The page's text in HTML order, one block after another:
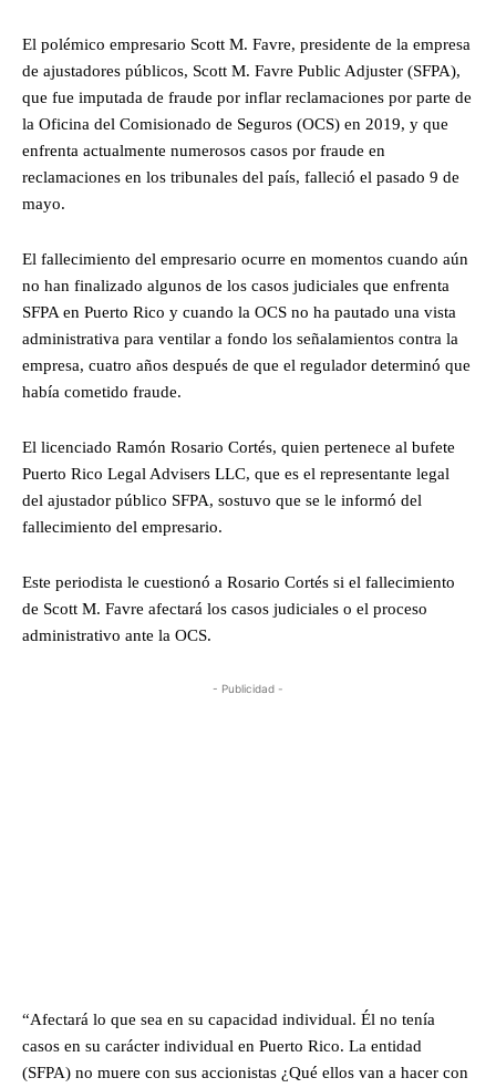
El polémico empresario Scott M. Favre, presidente de la empresa
de ajustadores públicos, Scott M. Favre Public Adjuster (SFPA),
que fue imputada de fraude por inflar reclamaciones por parte de
la Oficina del Comisionado de Seguros (OCS) en 2019, y que
enfrenta actualmente numerosos casos por fraude en
reclamaciones en los tribunales del país, falleció el pasado 9 de
mayo.
El fallecimiento del empresario ocurre en momentos cuando aún
no han finalizado algunos de los casos judiciales que enfrenta
SFPA en Puerto Rico y cuando la OCS no ha pautado una vista
administrativa para ventilar a fondo los señalamientos contra la
empresa, cuatro años después de que el regulador determinó que
había cometido fraude.
El licenciado Ramón Rosario Cortés, quien pertenece al bufete
Puerto Rico Legal Advisers LLC, que es el representante legal
del ajustador público SFPA, sostuvo que se le informó del
fallecimiento del empresario.
Este periodista le cuestionó a Rosario Cortés si el fallecimiento
de Scott M. Favre afectará los casos judiciales o el proceso
administrativo ante la OCS.
- Publicidad -
“Afectará lo que sea en su capacidad individual. Él no tenía
casos en su carácter individual en Puerto Rico. La entidad
(SFPA) no muere con sus accionistas ¿Qué ellos van a hacer con